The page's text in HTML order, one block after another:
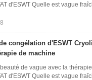
d'ESWT Quelle est vague
congélation d'ESWT
de machine
de vague avec la
d'ESWT Quelle est vague